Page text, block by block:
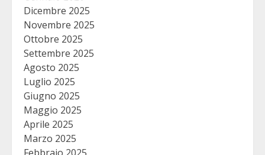
Dicembre 2025
Novembre 2025
Ottobre 2025
Settembre 2025
Agosto 2025
Luglio 2025
Giugno 2025
Maggio 2025
Aprile 2025
Marzo 2025
Febbraio 2025